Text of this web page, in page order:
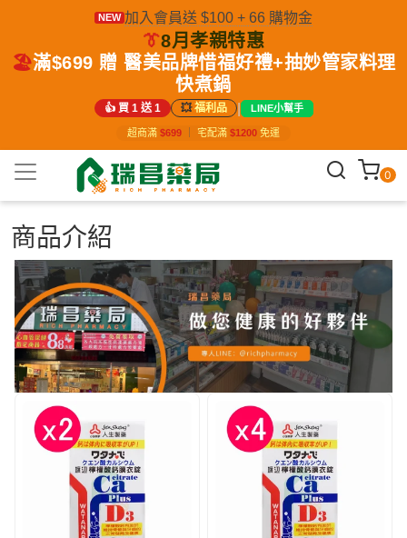
NEW 加入會員送 $100 + 66 購物金
👔8月孝親特惠
🏖️滿$699 贈 醫美品牌惜福好禮+抽妙管家料理
快煮鍋
👍 買 1 送 1 💥福利品 | LINE小幫手
超商滿 $699 宅配滿 $1200 免運
0
商品介紹